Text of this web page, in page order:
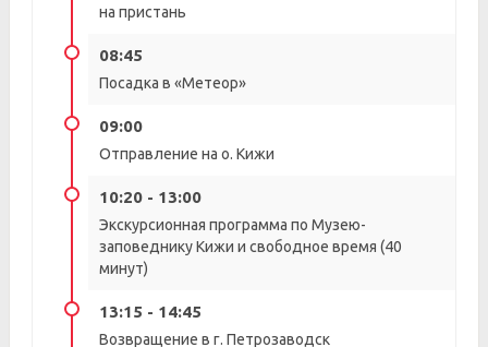
на пристань
08:45
Посадка в «Метеор»
09:00
Отправление на о. Кижи
10:20 - 13:00
Экскурсионная программа по Музею-
заповеднику Кижи и свободное время (40
минут)
13:15 - 14:45
Возвращение в г. Петрозаводск